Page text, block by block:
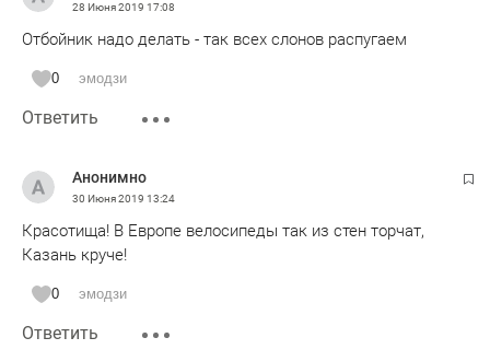
28 Июня 2019 17:08
Отбойник надо делать - так всех слонов распугаем
0 эмодзи
Ответить
Анонимно
30 Июня 2019 13:24
Красотища! В Европе велосипеды так из стен торчат,
Казань круче!
0 эмодзи
Ответить